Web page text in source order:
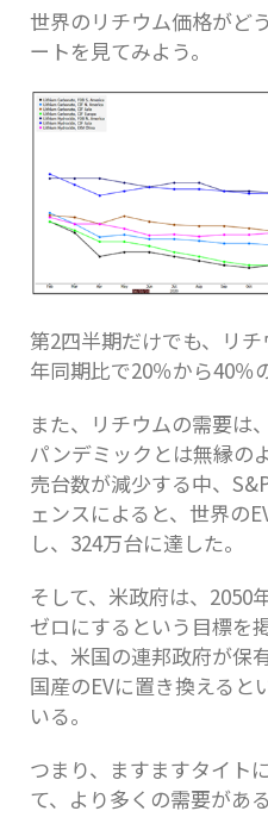
世界のリチウム価格がど
ートを見てみよう。
第2四半期だけでも、リ
年同期比で20％から40％
また、リチウムの需要は
パンデミックとは無縁の
売台数が減少する中、
ェンスによると、世界の
し、324万台に達した。
そして、米政府は、2050
ゼロにするという目標を
は、米国の連邦政府が保
国産のEVに置き換えると
いる。
つまり、ますますタイト
て、より多くの需要があ